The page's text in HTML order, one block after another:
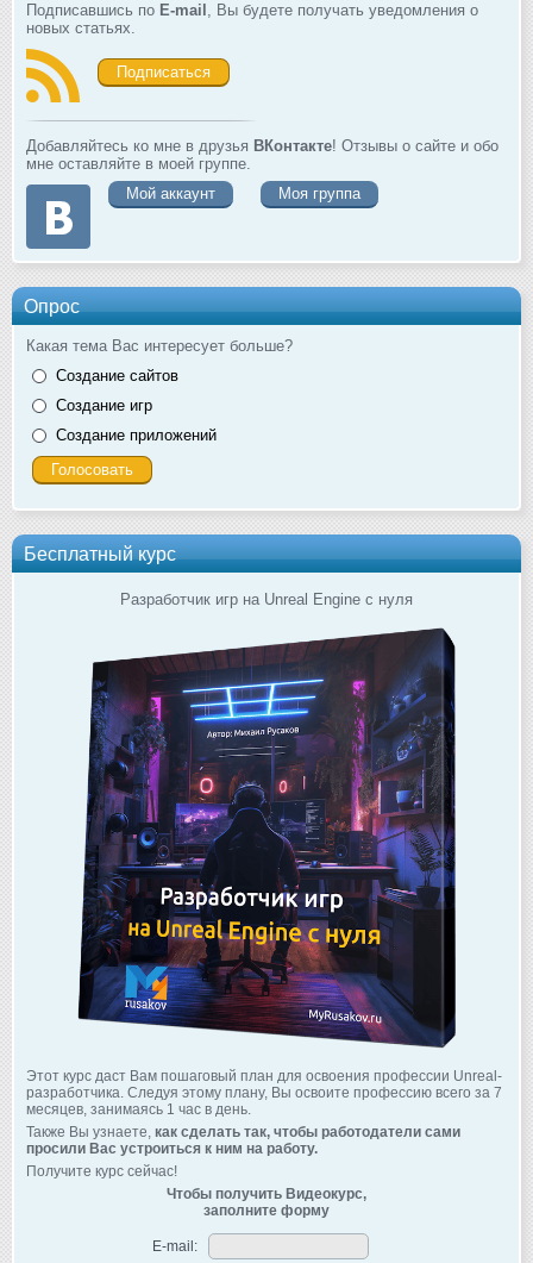
Подписавшись по E-mail , Вы будете получать уведомления о
новых статьях.
Подписаться
Добавляйтесь ко мне в друзья ВКонтакте! Отзывы о сайте и обо
мне оставляйте в моей группе.
Мой аккаунт
Моя группа
Опрос
Какая тема Вас интересует больше?
Создание сайтов
Создание игр
Создание приложений
Бесплатный курс
Разработчик игр на Unreal Engine с нуля
Этот курс даст Вам пошаговый план для освоения профессии Unreal-
разработчика. Следуя этому плану, Вы освоите профессию всего за 7
месяцев, занимаясь 1 час в день.
Также Вы узнаете, как сделать так, чтобы работодатели сами
просили Вас устроиться к ним на работу.
Получите курс сейчас!
Чтобы получить Видеокурс,
заполните форму
E-mail: